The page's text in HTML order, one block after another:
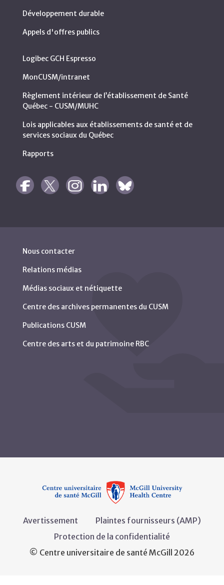
Développement durable
Appels d'offres publics
Logibec GCH Espresso
MonCUSM/intranet
Règlement intérieur de l’établissement de Santé
Québec - CUSM/MUHC
Lois applicables aux établissements de santé et de
services sociaux du Québec
Rapports
Nous contacter
Relations médias
Médias sociaux et nétiquette
Centre des archives permanentes du CUSM
Publications CUSM
Centre des arts et du patrimoine RBC
Avertissement
Plaintes fournisseurs (AMP)
Protection de la confidentialité
© Centre universitaire de santé McGill 2026